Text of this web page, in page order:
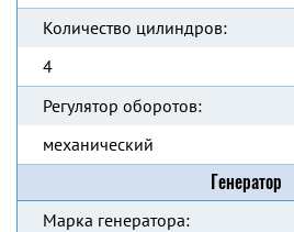
Количество цилиндров:
4
Регулятор оборотов:
механический
Генератор
Марка генератора: